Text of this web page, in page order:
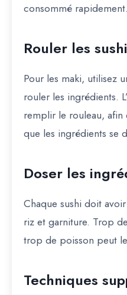
consommé rapidement.
Rouler les sushi
Pour les maki, utilisez
rouler les ingrédients.
remplir le rouleau, afin
que les ingrédients se
Doser les
Chaque sushi doit
riz et garniture. Trop
trop de poisson peut
Techniques